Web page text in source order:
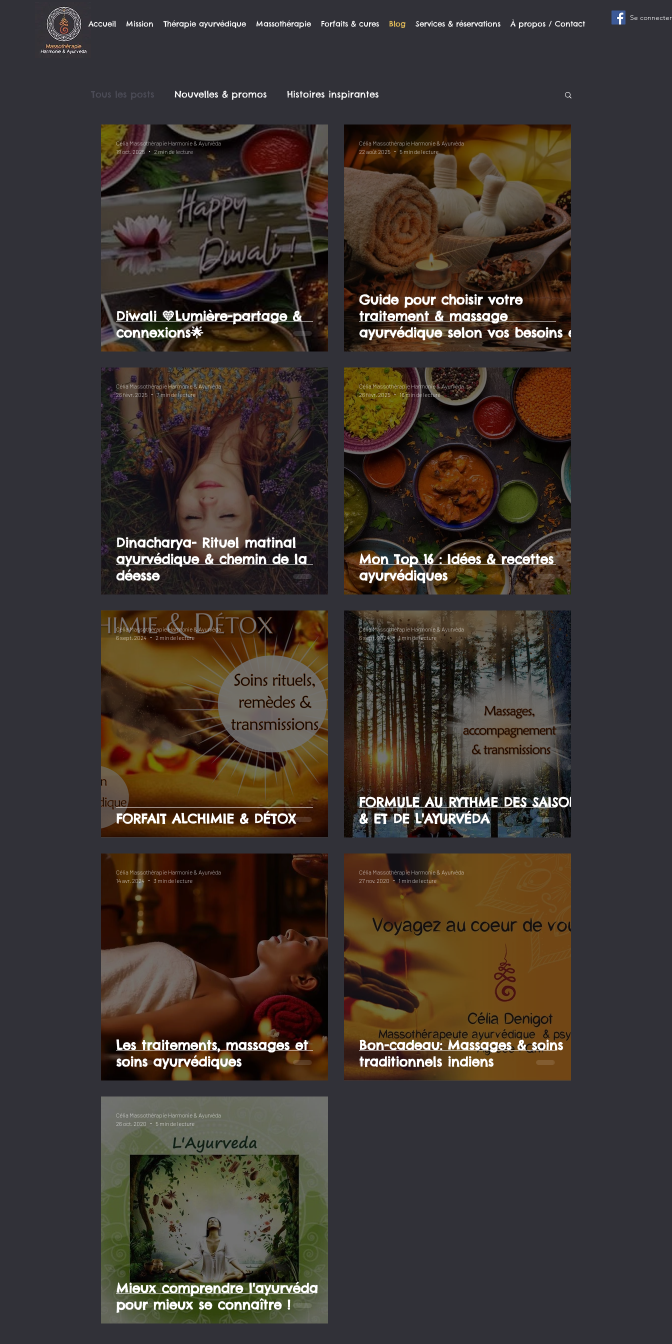
Accueil Mission Thérapie ayurvédique Massothérapie Forfaits & cures Blog Services & réservations À propos / Contact
Se connecter
Tous les posts Nouvelles & promos Histoires inspirantes
Diwali 💛Lumière-partage &
connexions🌟
Célia Massothérapie Harmonie & Ayurvéda
19 oct. 2025
2 min de lecture
Guide pour choisir votre
traitement & massage
ayurvédique selon vos besoins et
doshas
Célia Massothérapie Harmonie & Ayurvéda
22 août 2025
5 min de lecture
Dinacharya- Rituel matinal
ayurvédique & chemin de la
déesse
Célia Massothérapie Harmonie & Ayurvéda
26 févr. 2025
7 min de lecture
Mon Top 16 : Idées & recettes
ayurvédiques
Célia Massothérapie Harmonie & Ayurvéda
26 févr. 2025
16 min de lecture
FORFAIT ALCHIMIE & DÉTOX
Célia Massothérapie Harmonie & Ayurvéda
6 sept. 2024
2 min de lecture
FORMULE AU RYTHME DES SAISONS
& ET DE L'AYURVÉDA
Célia Massothérapie Harmonie & Ayurvéda
6 sept. 2024
1 min de lecture
Les traitements, massages et
soins ayurvédiques
Célia Massothérapie Harmonie & Ayurvéda
14 avr. 2024
3 min de lecture
Bon-cadeau: Massages & soins
traditionnels indiens
Célia Massothérapie Harmonie & Ayurvéda
27 nov. 2020
1 min de lecture
Mieux comprendre l'ayurvéda
pour mieux se connaître !
Célia Massothérapie Harmonie & Ayurvéda
26 oct. 2020
5 min de lecture